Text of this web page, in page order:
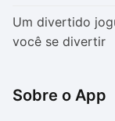
Um divertido
você se divertir
Sobre o App